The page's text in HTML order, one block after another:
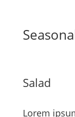
Salad
Lorem